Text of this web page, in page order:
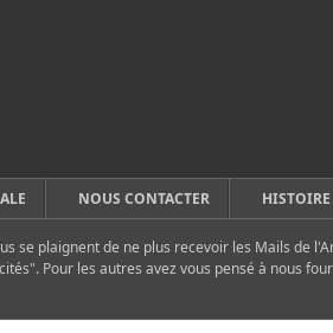
NOUS CONTACTER
se plaignent de ne plus recevoir les Mails de
Pour les autres avez vous pensé à nous